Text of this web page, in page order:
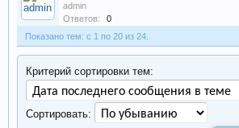
admin
Ответов:
0
Показано тем: с 1 по 20 из 24.
Критерий сортировки тем:
Сортировать: